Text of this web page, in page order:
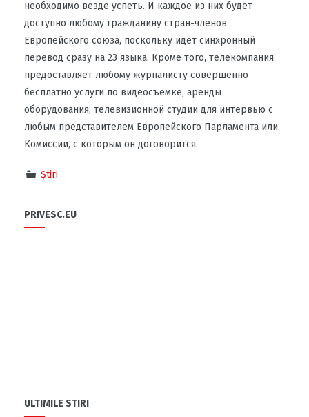
необходимо везде успеть. И каждое из них будет
доступно любому гражданину стран-членов
Европейского союза, поскольку идет синхронный
перевод сразу на 23 языка. Кроме того, телекомпания
предоставляет любому журналисту совершенно
бесплатно услуги по видеосъемке, аренды
оборудования, телевизионной студии для интервью с
любым представителем Европейского Парламента или
Комиссии, с которым он договорится.
Știri
PRIVESC.EU
ULTIMILE STIRI